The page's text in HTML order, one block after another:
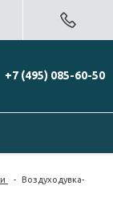
+7 (495) 085-60-50
- Воздуходувка-